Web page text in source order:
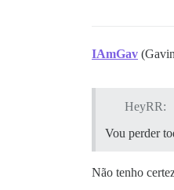
IAmGav
HeyRR:
Vou perder
Não tenho